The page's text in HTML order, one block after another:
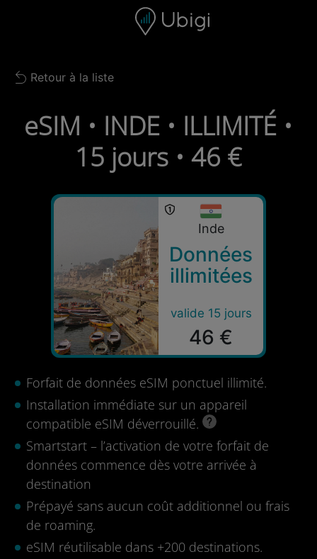
Barre de navigation Bas de page
Back to list
Retour à la liste
eSIM • INDE • ILLIMITÉ •
15 jours • 46 €
Inde
Données
illimitées
valide 15 jours
46 €
Forfait de données eSIM ponctuel illimité.
Installation immédiate sur un appareil
compatible eSIM déverrouillé.
Smartstart – l’activation de votre forfait de
données commence dès votre arrivée à
destination
Prépayé sans aucun coût additionnel ou frais
de roaming.
eSIM réutilisable dans +200 destinations.